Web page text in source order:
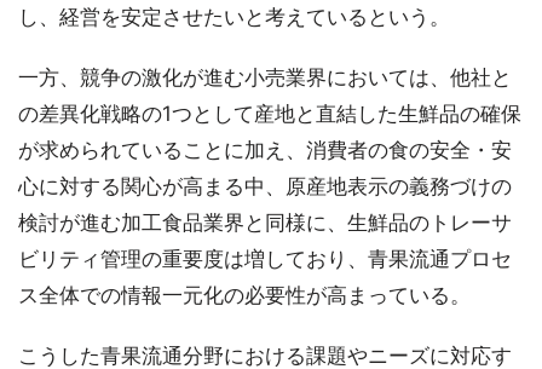
し、経営を安定させたいと考えているという。
一方、競争の激化が進む小売業界においては、他社と
の差異化戦略の1つとして産地と直結した生鮮品の確保
が求められていることに加え、消費者の食の安全・安
心に対する関心が高まる中、原産地表示の義務づけの
検討が進む加工食品業界と同様に、生鮮品のトレーサ
ビリティ管理の重要度は増しており、青果流通プロセ
ス全体での情報一元化の必要性が高まっている。
こうした青果流通分野における課題やニーズに対応す